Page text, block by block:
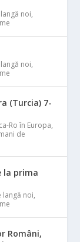
noi,
noi,
(Turcia) 7-
Ro în Europa,
de
la prima
langă noi,
Români,